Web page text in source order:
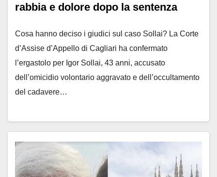
rabbia e dolore dopo la sentenza
Cosa hanno deciso i giudici sul caso Sollai? La Corte
d’Assise d’Appello di Cagliari ha confermato
l’ergastolo per Igor Sollai, 43 anni, accusato
dell’omicidio volontario aggravato e dell’occultamento
del cadavere…